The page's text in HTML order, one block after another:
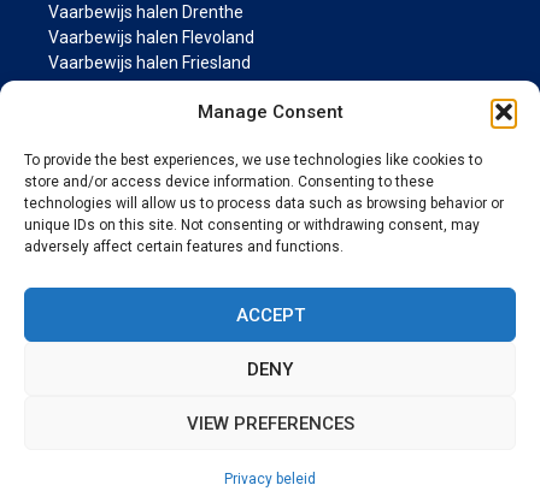
Manage Consent
To provide the best experiences, we use technologies like cookies to
store and/or access device information. Consenting to these
technologies will allow us to process data such as browsing behavior or
unique IDs on this site. Not consenting or withdrawing consent, may
adversely affect certain features and functions.
ACCEPT
DENY
VIEW PREFERENCES
Privacy beleid
Vaarbewijs halen Drenthe
Vaarbewijs halen Flevoland
Vaarbewijs halen Friesland
Vaarbewijs halen Gelderland
Vaarbewijs halen Noord-Brabant
Vaarbewijs halen Noord Holland
Vaarbewijs halen Overijssel
Vaarbewijs halen Utrecht
Vaarbewijs halen Zuid Holland